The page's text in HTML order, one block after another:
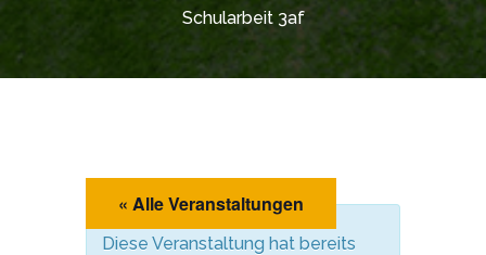
Schularbeit 3af
« Alle Veranstaltungen
Diese Veranstaltung hat bereits